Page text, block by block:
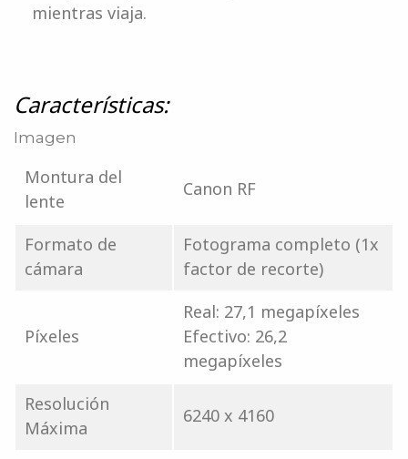
mientras viaja.
Características:
Imagen
Montura del
lente
Canon RF
Formato de
cámara
Fotograma completo (1x
factor de recorte)
Píxeles
Real: 27,1 megapíxeles
Efectivo: 26,2
megapíxeles
Resolución
Máxima
6240 x 4160